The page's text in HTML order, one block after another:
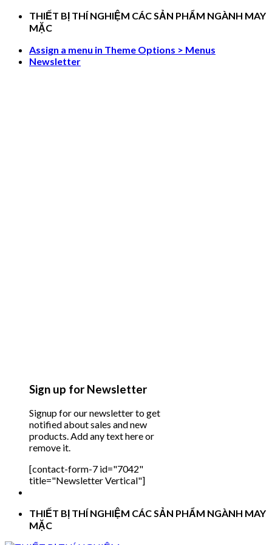
Skip
THIẾT BỊ THÍ NGHIỆM CÁC SẢN PHẨM NGÀNH MAY
MẶC
Assign a menu in Theme Options > Menus
Newsletter
Sign up for Newsletter
Signup for our newsletter to get
notified about sales and new
products. Add any text here or
remove it.
[contact-form-7 id="7042"
title="Newsletter Vertical"]
THIẾT BỊ THÍ NGHIỆM CÁC SẢN PHẨM NGÀNH MAY
MẶC